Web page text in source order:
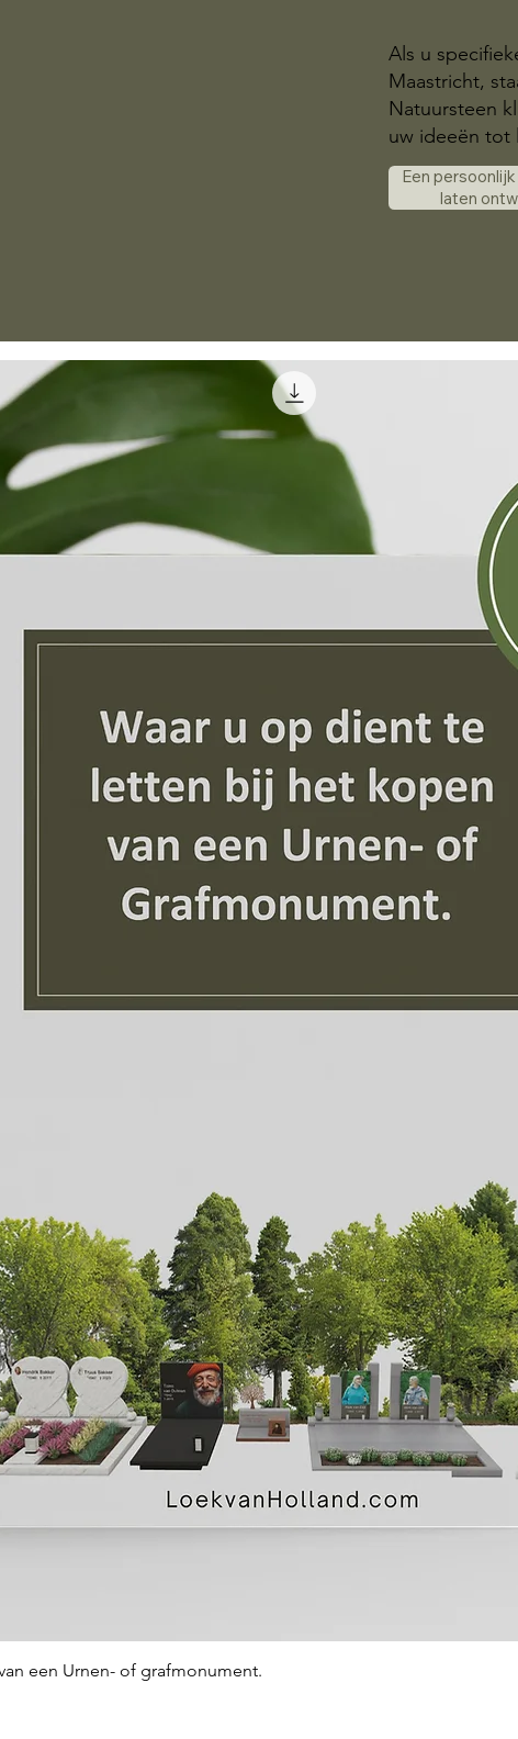
Als u
Maastricht,
Natuursteen
uw ideeën tot
Een
laten
Snel overzicht
een Urnen- of grafmonument.